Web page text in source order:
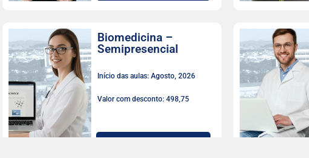
Biomedicina –
Semipresencial
Início das aulas: Agosto, 2026
Valor com desconto: 498,75